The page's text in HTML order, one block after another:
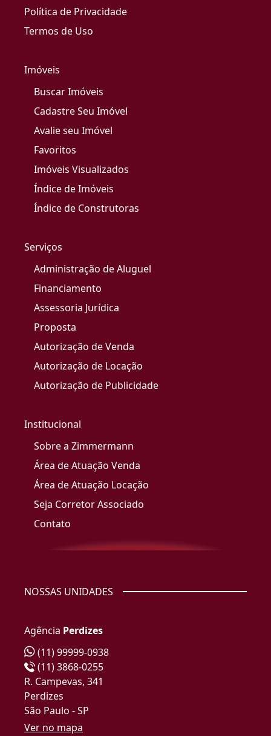
Política de Privacidade
Termos de Uso
Imóveis
Buscar Imóveis
Cadastre Seu Imóvel
Avalie seu Imóvel
Favoritos
Imóveis Visualizados
Índice de Imóveis
Índice de Construtoras
Serviços
Administração de Aluguel
Financiamento
Assessoria Jurídica
Proposta
Autorização de Venda
Autorização de Locação
Autorização de Publicidade
Institucional
Sobre a Zimmermann
Área de Atuação Venda
Área de Atuação Locação
Seja Corretor Associado
Contato
NOSSAS UNIDADES
Agência Perdizes
(11) 99999-0938
(11) 3868-0255
R. Campevas, 341
Perdizes
São Paulo - SP
Ver no mapa